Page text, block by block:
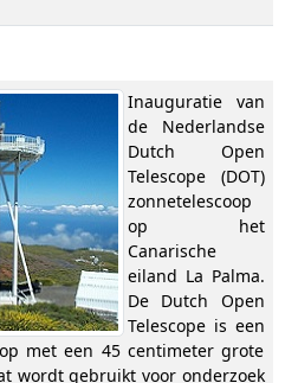
Inauguratie van
de Nederlandse
Dutch Open
Telescope (DOT)
zonnetelescoop
op het
Canarische
eiland La Palma.
De Dutch Open
Telescope is een
met een 45 centimeter grote
wordt gebruikt voor onderzoek